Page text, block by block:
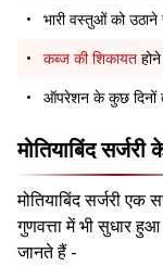
भारी वस्तुओं को
कब्ज की शिकायत
ऑपरेशन के कुछ दिनों
मोतियाबिंद
मोतियाबिंद सर्जरी
गुणवत्ता में भी सुधार
जानते हैं -